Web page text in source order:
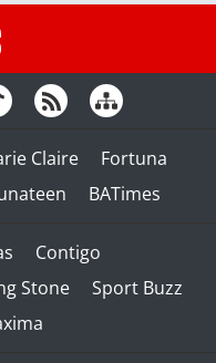
Claire
Fortuna
BATimes
Contigo
Stone
Sport Buzz